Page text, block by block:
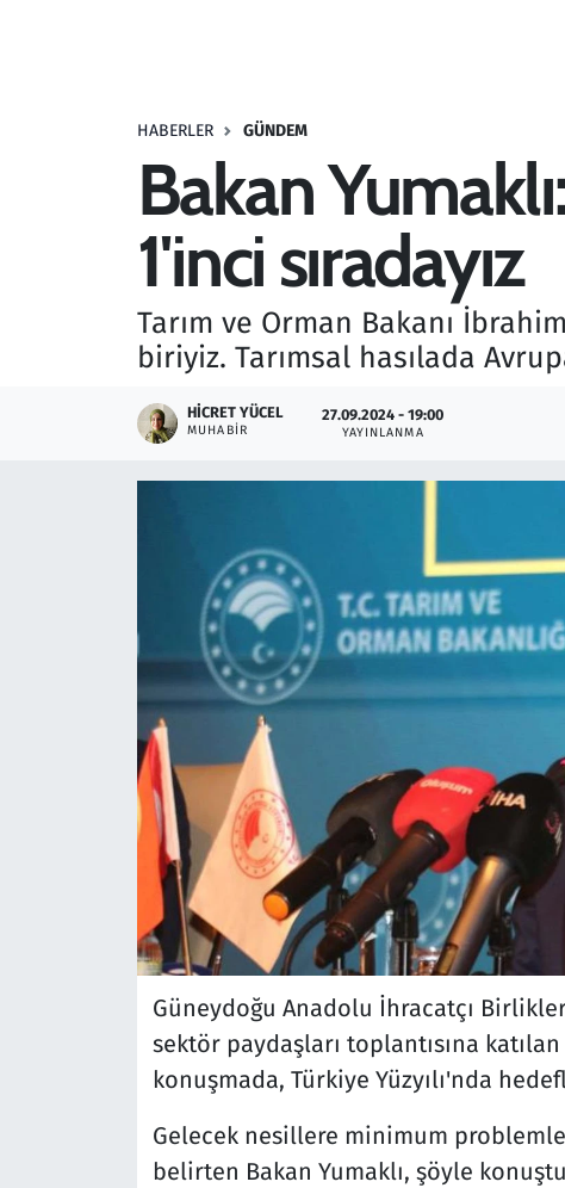
HABERLER GÜNDEM
Bakan
1'inci sıradayız
Tarım ve Orman Bakanı
biriyiz. Tarımsal hasılada
HICRET YÜCEL
MUHABIR
27.09.2024 - 19:00
YAYINLANMA
Güneydoğu Anadolu İhracatçı
sektör paydaşları toplantısına
konuşmada, Türkiye Yüzyılı'nda
Gelecek nesillere minimum
belirten Bakan Yumaklı, şöyle
Savunma Sanayi
Teknoloji ve Bilim
Televizyon